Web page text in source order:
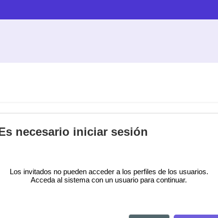
necesario iniciar sesión
Los invitados no pueden acceder a los perfiles de los usuarios.
Acceda al sistema con un usuario para continuar.